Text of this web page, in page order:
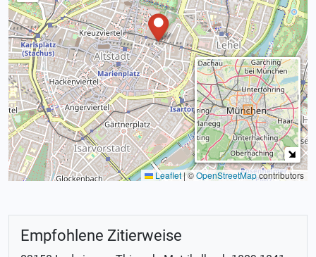
Leaflet|©OpenStreetMapcontributors
Empfohlene Zitierweise